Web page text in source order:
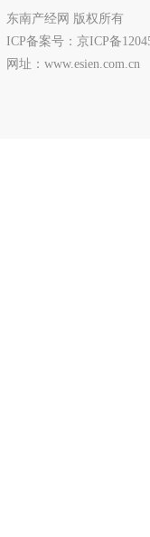
东南产经网 版权所有
ICP备案号：京ICP备
网址：www.esien.com.cn